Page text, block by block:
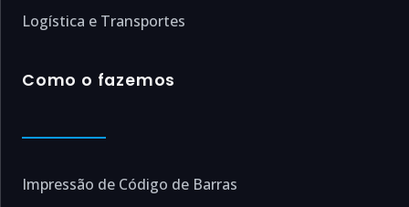
Logística e Transportes
Como o fazemos
Impressão de Código de Barras